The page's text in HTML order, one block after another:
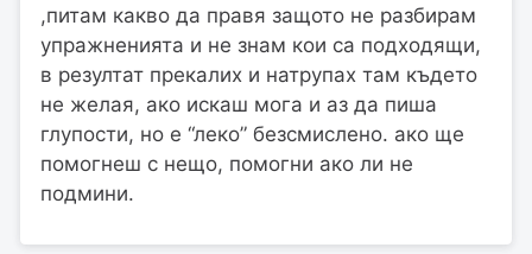
,питам какво да правя защото не разбирам
упражненията и не знам кои са подходящи,
в резултат прекалих и натрупах там където
не желая, ако искаш мога и аз да пиша
глупости, но е “леко” безсмислено. ако ще
помогнеш с нещо, помогни ако ли не
подмини.